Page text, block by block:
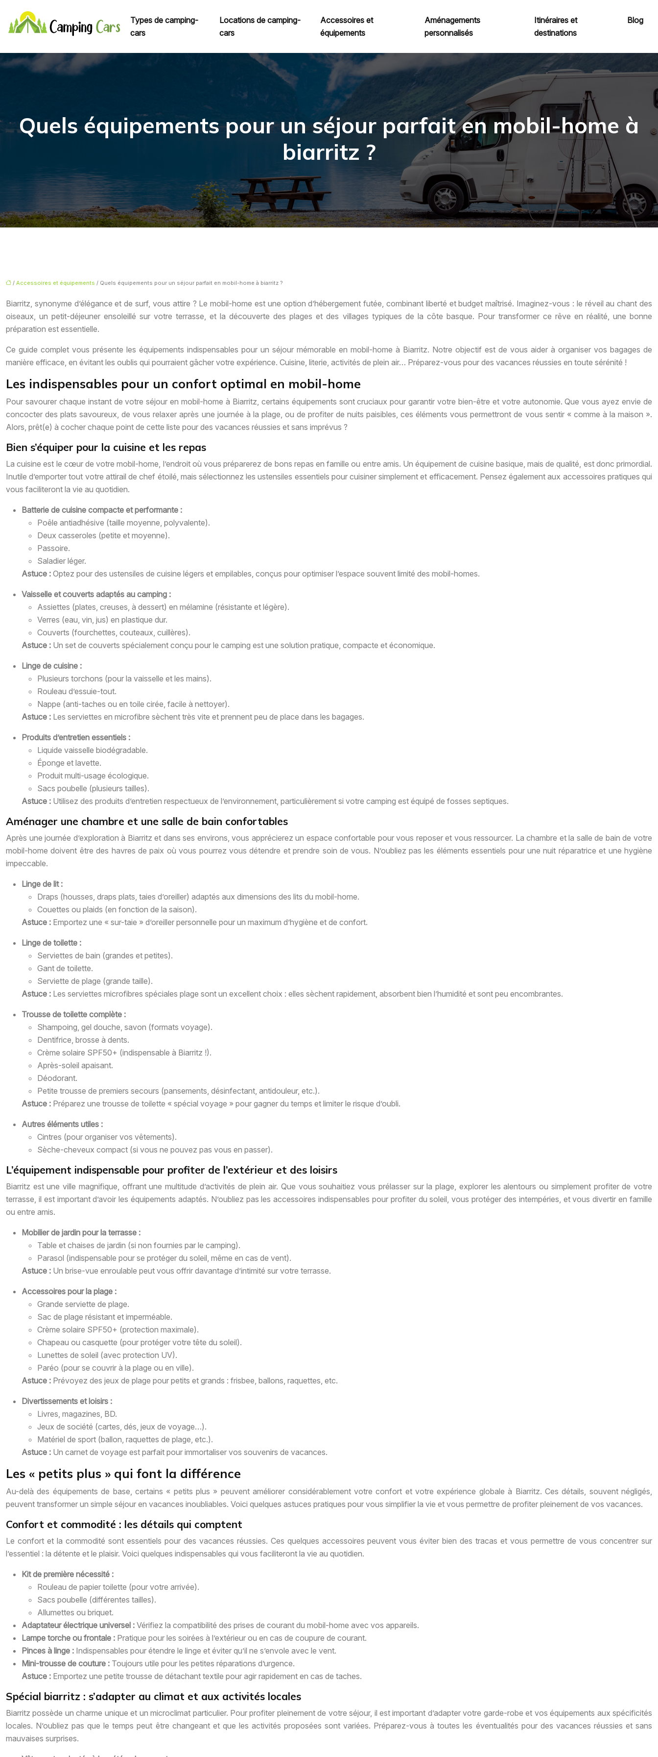
Types de camping-
cars
Locations de camping-
cars
Accessoires et
équipements
Aménagements
personnalisés
Itinéraires et
destinations
Blog
Quels équipements pour un séjour parfait en mobil-home à
biarritz ?
/ Accessoires et équipements / Quels équipements pour un séjour parfait en mobil-home à biarritz ?
Biarritz, synonyme d’élégance et de surf, vous attire ? Le mobil-home est une option d’hébergement futée, combinant liberté et budget maîtrisé. Imaginez-vous : le réveil au chant des
oiseaux, un petit-déjeuner ensoleillé sur votre terrasse, et la découverte des plages et des villages typiques de la côte basque. Pour transformer ce rêve en réalité, une bonne
préparation est essentielle.
Ce guide complet vous présente les équipements indispensables pour un séjour mémorable en mobil-home à Biarritz. Notre objectif est de vous aider à organiser vos bagages de
manière efficace, en évitant les oublis qui pourraient gâcher votre expérience. Cuisine, literie, activités de plein air… Préparez-vous pour des vacances réussies en toute sérénité !
Les indispensables pour un confort optimal en mobil-home
Pour savourer chaque instant de votre séjour en mobil-home à Biarritz, certains équipements sont cruciaux pour garantir votre bien-être et votre autonomie. Que vous ayez envie de
concocter des plats savoureux, de vous relaxer après une journée à la plage, ou de profiter de nuits paisibles, ces éléments vous permettront de vous sentir « comme à la maison ».
Alors, prêt(e) à cocher chaque point de cette liste pour des vacances réussies et sans imprévus ?
Bien s’équiper pour la cuisine et les repas
La cuisine est le cœur de votre mobil-home, l’endroit où vous préparerez de bons repas en famille ou entre amis. Un équipement de cuisine basique, mais de qualité, est donc primordial.
Inutile d’emporter tout votre attirail de chef étoilé, mais sélectionnez les ustensiles essentiels pour cuisiner simplement et efficacement. Pensez également aux accessoires pratiques qui
vous faciliteront la vie au quotidien.
Batterie de cuisine compacte et performante :
Poêle antiadhésive (taille moyenne, polyvalente).
Deux casseroles (petite et moyenne).
Passoire.
Saladier léger.
Astuce : Optez pour des ustensiles de cuisine légers et empilables, conçus pour optimiser l’espace souvent limité des mobil-homes.
Vaisselle et couverts adaptés au camping :
Assiettes (plates, creuses, à dessert) en mélamine (résistante et légère).
Verres (eau, vin, jus) en plastique dur.
Couverts (fourchettes, couteaux, cuillères).
Astuce : Un set de couverts spécialement conçu pour le camping est une solution pratique, compacte et économique.
Linge de cuisine :
Plusieurs torchons (pour la vaisselle et les mains).
Rouleau d’essuie-tout.
Nappe (anti-taches ou en toile cirée, facile à nettoyer).
Astuce : Les serviettes en microfibre sèchent très vite et prennent peu de place dans les bagages.
Produits d’entretien essentiels :
Liquide vaisselle biodégradable.
Éponge et lavette.
Produit multi-usage écologique.
Sacs poubelle (plusieurs tailles).
Astuce : Utilisez des produits d’entretien respectueux de l’environnement, particulièrement si votre camping est équipé de fosses septiques.
Aménager une chambre et une salle de bain confortables
Après une journée d’exploration à Biarritz et dans ses environs, vous apprécierez un espace confortable pour vous reposer et vous ressourcer. La chambre et la salle de bain de votre
mobil-home doivent être des havres de paix où vous pourrez vous détendre et prendre soin de vous. N’oubliez pas les éléments essentiels pour une nuit réparatrice et une hygiène
impeccable.
Linge de lit :
Draps (housses, draps plats, taies d’oreiller) adaptés aux dimensions des lits du mobil-home.
Couettes ou plaids (en fonction de la saison).
Astuce : Emportez une « sur-taie » d’oreiller personnelle pour un maximum d’hygiène et de confort.
Linge de toilette :
Serviettes de bain (grandes et petites).
Gant de toilette.
Serviette de plage (grande taille).
Astuce : Les serviettes microfibres spéciales plage sont un excellent choix : elles sèchent rapidement, absorbent bien l’humidité et sont peu encombrantes.
Trousse de toilette complète :
Shampoing, gel douche, savon (formats voyage).
Dentifrice, brosse à dents.
Crème solaire SPF50+ (indispensable à Biarritz !).
Après-soleil apaisant.
Déodorant.
Petite trousse de premiers secours (pansements, désinfectant, antidouleur, etc.).
Astuce : Préparez une trousse de toilette « spécial voyage » pour gagner du temps et limiter le risque d’oubli.
Autres éléments utiles :
Cintres (pour organiser vos vêtements).
Sèche-cheveux compact (si vous ne pouvez pas vous en passer).
L’équipement indispensable pour profiter de l’extérieur et des loisirs
Biarritz est une ville magnifique, offrant une multitude d’activités de plein air. Que vous souhaitiez vous prélasser sur la plage, explorer les alentours ou simplement profiter de votre
terrasse, il est important d’avoir les équipements adaptés. N’oubliez pas les accessoires indispensables pour profiter du soleil, vous protéger des intempéries, et vous divertir en famille
ou entre amis.
Mobilier de jardin pour la terrasse :
Table et chaises de jardin (si non fournies par le camping).
Parasol (indispensable pour se protéger du soleil, même en cas de vent).
Astuce : Un brise-vue enroulable peut vous offrir davantage d’intimité sur votre terrasse.
Accessoires pour la plage :
Grande serviette de plage.
Sac de plage résistant et imperméable.
Crème solaire SPF50+ (protection maximale).
Chapeau ou casquette (pour protéger votre tête du soleil).
Lunettes de soleil (avec protection UV).
Paréo (pour se couvrir à la plage ou en ville).
Astuce : Prévoyez des jeux de plage pour petits et grands : frisbee, ballons, raquettes, etc.
Divertissements et loisirs :
Livres, magazines, BD.
Jeux de société (cartes, dés, jeux de voyage…).
Matériel de sport (ballon, raquettes de plage, etc.).
Astuce : Un carnet de voyage est parfait pour immortaliser vos souvenirs de vacances.
Les « petits plus » qui font la différence
Au-delà des équipements de base, certains « petits plus » peuvent améliorer considérablement votre confort et votre expérience globale à Biarritz. Ces détails, souvent négligés,
peuvent transformer un simple séjour en vacances inoubliables. Voici quelques astuces pratiques pour vous simplifier la vie et vous permettre de profiter pleinement de vos vacances.
Confort et commodité : les détails qui comptent
Le confort et la commodité sont essentiels pour des vacances réussies. Ces quelques accessoires peuvent vous éviter bien des tracas et vous permettre de vous concentrer sur
l’essentiel : la détente et le plaisir. Voici quelques indispensables qui vous faciliteront la vie au quotidien.
Kit de première nécessité :
Rouleau de papier toilette (pour votre arrivée).
Sacs poubelle (différentes tailles).
Allumettes ou briquet.
Adaptateur électrique universel : Vérifiez la compatibilité des prises de courant du mobil-home avec vos appareils.
Lampe torche ou frontale : Pratique pour les soirées à l’extérieur ou en cas de coupure de courant.
Pinces à linge : Indispensables pour étendre le linge et éviter qu’il ne s’envole avec le vent.
Mini-trousse de couture : Toujours utile pour les petites réparations d’urgence.
Astuce : Emportez une petite trousse de détachant textile pour agir rapidement en cas de taches.
Spécial biarritz : s’adapter au climat et aux activités locales
Biarritz possède un charme unique et un microclimat particulier. Pour profiter pleinement de votre séjour, il est important d’adapter votre garde-robe et vos équipements aux spécificités
locales. N’oubliez pas que le temps peut être changeant et que les activités proposées sont variées. Préparez-vous à toutes les éventualités pour des vacances réussies et sans
mauvaises surprises.